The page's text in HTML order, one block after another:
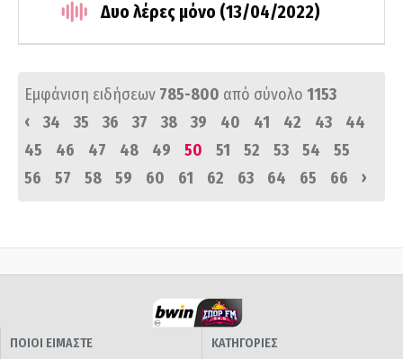
Δυο λέρες μόνο (13/04/2022)
Εμφάνιση ειδήσεων 785-800 από σύνολο 1153
‹
34 35 36 37 38 39 40 41 42 43
44
45
46 47 48 49 50 51 52 53 54
55
56
57 58 59 60 61 62 63 64 65 66 ›
ΠΟΙΟΙ ΕΙΜΑΣΤΕ
ΚΑΤΗΓΟΡΙΕΣ